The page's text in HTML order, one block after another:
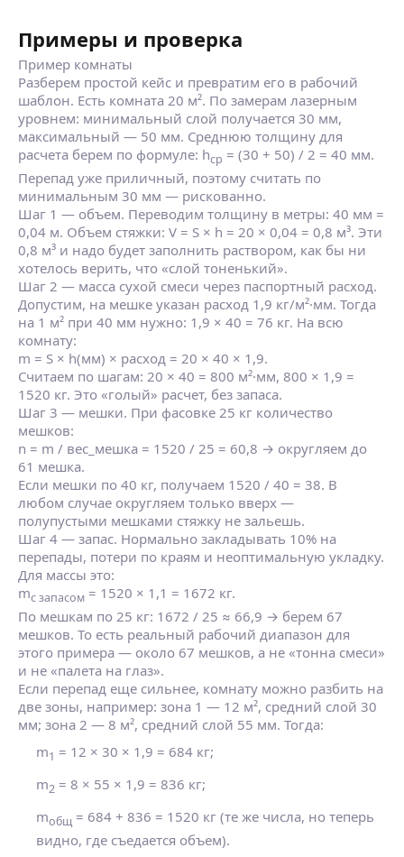
Примеры и проверка
Пример комнаты
Разберем простой кейс и превратим его в рабочий
шаблон. Есть комната 20 м². По замерам лазерным
уровнем: минимальный слой получается 30 мм,
максимальный — 50 мм. Среднюю толщину для
расчета берем по формуле: hср = (30 + 50) / 2 = 40 мм.
Перепад уже приличный, поэтому считать по
минимальным 30 мм — рискованно.
Шаг 1 — объем. Переводим толщину в метры: 40 мм =
0,04 м. Объем стяжки: V = S × h = 20 × 0,04 = 0,8 м³. Эти
0,8 м³ и надо будет заполнить раствором, как бы ни
хотелось верить, что «слой тоненький».
Шаг 2 — масса сухой смеси через паспортный расход.
Допустим, на мешке указан расход 1,9 кг/м²·мм. Тогда
на 1 м² при 40 мм нужно: 1,9 × 40 = 76 кг. На всю
комнату:
m = S × h(мм) × расход = 20 × 40 × 1,9.
Считаем по шагам: 20 × 40 = 800 м²·мм, 800 × 1,9 =
1520 кг. Это «голый» расчет, без запаса.
Шаг 3 — мешки. При фасовке 25 кг количество
мешков:
n = m / вес_мешка = 1520 / 25 = 60,8 → округляем до
61 мешка.
Если мешки по 40 кг, получаем 1520 / 40 = 38. В
любом случае округляем только вверх —
полупустыми мешками стяжку не зальешь.
Шаг 4 — запас. Нормально закладывать 10% на
перепады, потери по краям и неоптимальную укладку.
Для массы это:
mс запасом = 1520 × 1,1 = 1672 кг.
По мешкам по 25 кг: 1672 / 25 ≈ 66,9 → берем 67
мешков. То есть реальный рабочий диапазон для
этого примера — около 67 мешков, а не «тонна смеси»
и не «палета на глаз».
Если перепад еще сильнее, комнату можно разбить на
две зоны, например: зона 1 — 12 м², средний слой 30
мм; зона 2 — 8 м², средний слой 55 мм. Тогда:
m1 = 12 × 30 × 1,9 = 684 кг;
m2 = 8 × 55 × 1,9 = 836 кг;
mобщ = 684 + 836 = 1520 кг (те же числа, но теперь
видно, где съедается объем).